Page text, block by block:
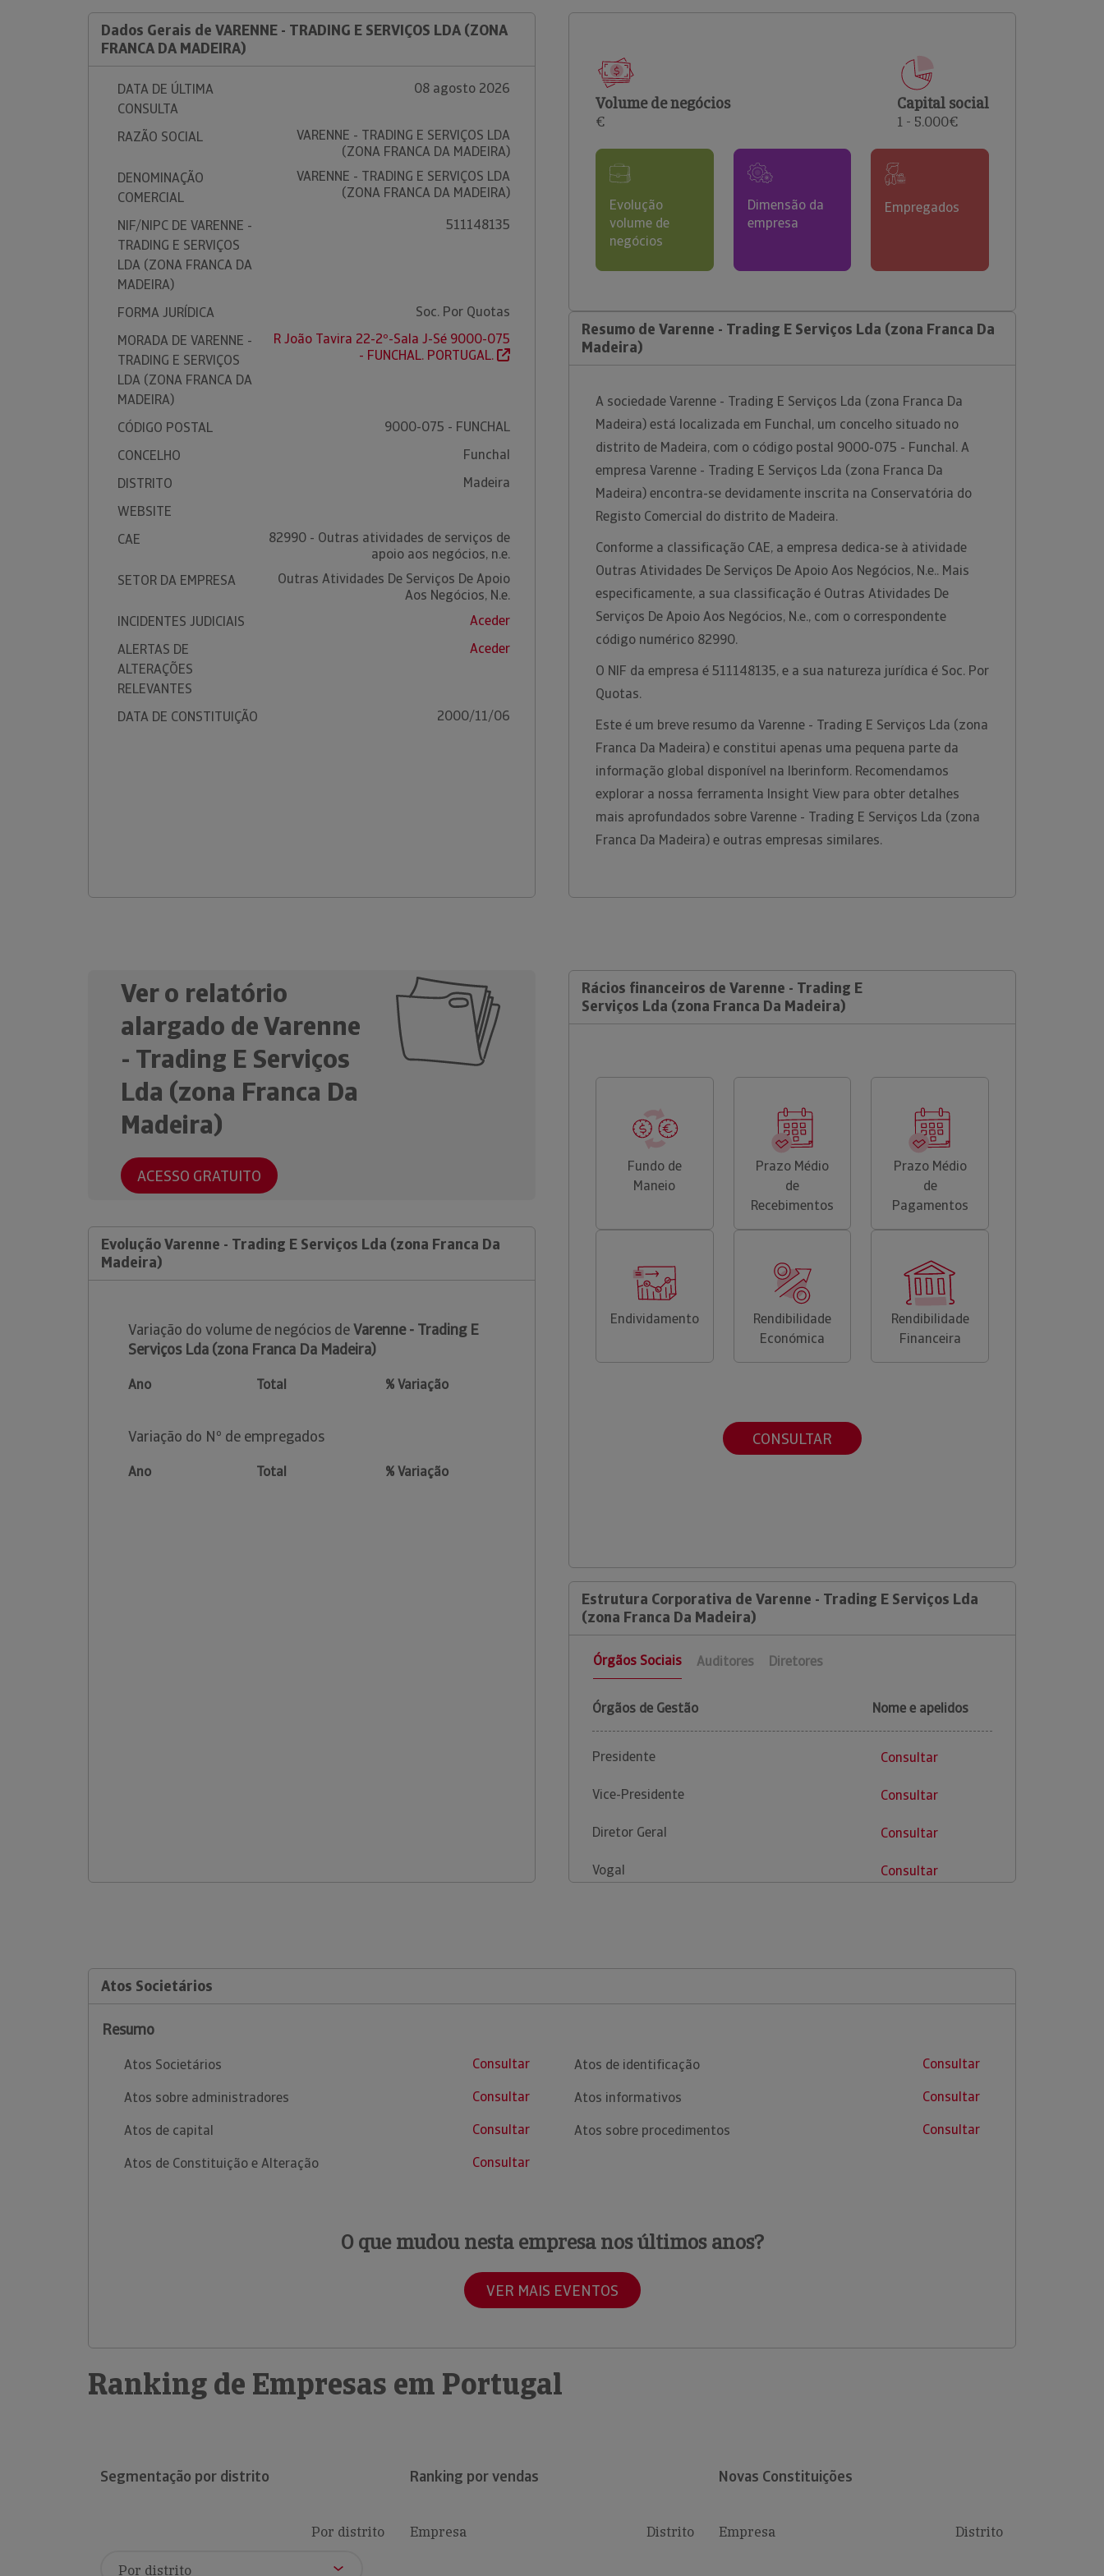
comerciais e analisar o risco de incumprimento dos
Dados Gerais de VARENNE - TRADING E SERVIÇOS LDA (ZONA
FRANCA DA MADEIRA)
DATA DE ÚLTIMA
CONSULTA
08 agosto 2026
RAZÃO SOCIAL
VARENNE - TRADING E SERVIÇOS LDA
(ZONA FRANCA DA MADEIRA)
DENOMINAÇÃO
COMERCIAL
VARENNE - TRADING E SERVIÇOS LDA
(ZONA FRANCA DA MADEIRA)
NIF/NIPC DE VARENNE -
TRADING E SERVIÇOS
LDA (ZONA FRANCA DA
MADEIRA)
511148135
FORMA JURÍDICA
Soc. Por Quotas
MORADA DE VARENNE -
TRADING E SERVIÇOS
LDA (ZONA FRANCA DA
MADEIRA)
R João Tavira 22-2º-Sala J-Sé 9000-075
- FUNCHAL. PORTUGAL.
CÓDIGO POSTAL
9000-075 - FUNCHAL
CONCELHO
Funchal
DISTRITO
Madeira
WEBSITE
CAE
82990 - Outras atividades de serviços de
apoio aos negócios, n.e.
SETOR DA EMPRESA
Outras Atividades De Serviços De Apoio
Aos Negócios, N.e.
INCIDENTES JUDICIAIS
Aceder
ALERTAS DE
ALTERAÇÕES
RELEVANTES
Aceder
DATA DE CONSTITUIÇÃO 2000/11/06
Volume de negócios
€
Capital social
1 - 5.000€
Evolução
volume de
negócios
Dimensão da
empresa
Empregados
Resumo de Varenne - Trading E Serviços Lda (zona Franca Da
Madeira)
A sociedade Varenne - Trading E Serviços Lda (zona Franca Da
Madeira) está localizada em Funchal, um concelho situado no
distrito de Madeira, com o código postal 9000-075 - Funchal. A
empresa Varenne - Trading E Serviços Lda (zona Franca Da
Madeira) encontra-se devidamente inscrita na Conservatória do
Registo Comercial do distrito de Madeira.
Conforme a classificação CAE, a empresa dedica-se à atividade
Outras Atividades De Serviços De Apoio Aos Negócios, N.e.. Mais
especificamente, a sua classificação é Outras Atividades De
Serviços De Apoio Aos Negócios, N.e., com o correspondente
código numérico 82990.
O NIF da empresa é 511148135, e a sua natureza jurídica é Soc. Por
Quotas.
Este é um breve resumo da Varenne - Trading E Serviços Lda (zona
Franca Da Madeira) e constitui apenas uma pequena parte da
informação global disponível na Iberinform. Recomendamos
explorar a nossa ferramenta Insight View para obter detalhes
mais aprofundados sobre Varenne - Trading E Serviços Lda (zona
Franca Da Madeira) e outras empresas similares.
Ver o relatório
alargado de Varenne
- Trading E Serviços
Lda (zona Franca Da
Madeira)
ACESSO GRATUITO
Evolução Varenne - Trading E Serviços Lda (zona Franca Da
Madeira)
Variação do volume de negócios deVarenne - Trading E
Serviços Lda (zona Franca Da Madeira)
Ano Total % Variação
Variação do Nº de empregados
Ano Total % Variação
Rácios financeiros de Varenne - Trading E
Serviços Lda (zona Franca Da Madeira)
Fundo de
Maneio
Prazo Médio
de
Recebimentos
Prazo Médio
de
Pagamentos
Endividamento
Rendibilidade
Económica
Rendibilidade
Financeira
CONSULTAR
Estrutura Corporativa de Varenne - Trading E Serviços Lda
(zona Franca Da Madeira)
Órgãos Sociais Auditores Diretores
Órgãos de Gestão Nome e apelidos
Presidente Consultar
Vice-Presidente Consultar
Diretor Geral Consultar
Vogal Consultar
Atos Societários
Resumo
Atos Societários
Consultar
Atos sobre administradores
Consultar
Atos de capital
Consultar
Atos de Constituição e Alteração
Consultar
Atos de identificação
Consultar
Atos informativos
Consultar
Atos sobre procedimentos
Consultar
O que mudou nesta empresa nos últimos anos?
VER MAIS EVENTOS
Ranking de Empresas em Portugal
Segmentação por distrito
Por distrito
Ranking por vendas
Empresa Distrito
Novas Constituições
Empresa Distrito